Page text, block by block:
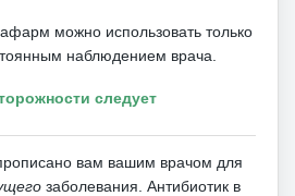
можно использовать только
наблюдением врача.
следует
вам вашим врачом для
заболевания. Антибиотик в